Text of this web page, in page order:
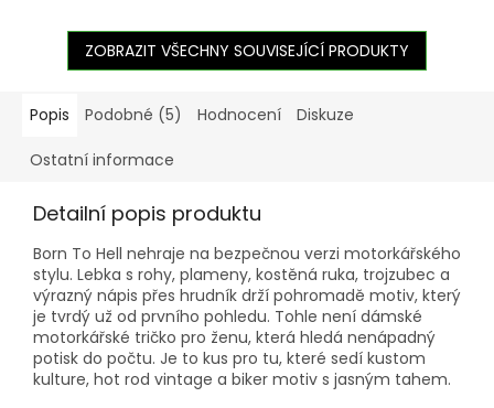
ZOBRAZIT VŠECHNY SOUVISEJÍCÍ PRODUKTY
Popis Podobné (5) Hodnocení Diskuze
Ostatní informace
Detailní popis produktu
Born To Hell nehraje na bezpečnou verzi motorkářského
stylu. Lebka s rohy, plameny, kostěná ruka, trojzubec a
výrazný nápis přes hrudník drží pohromadě motiv, který
je tvrdý už od prvního pohledu. Tohle není dámské
motorkářské tričko pro ženu, která hledá nenápadný
potisk do počtu. Je to kus pro tu, které sedí kustom
kulture, hot rod vintage a biker motiv s jasným tahem.